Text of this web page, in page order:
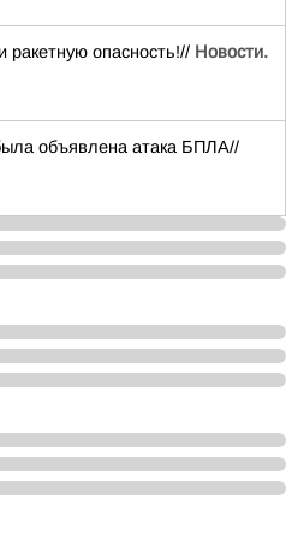
ракетную опасность!// Новости.
объявлена атака БПЛА//